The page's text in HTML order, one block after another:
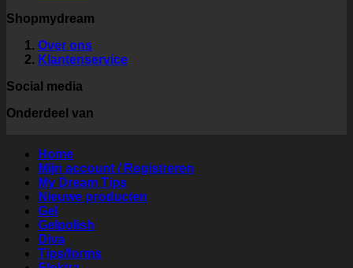
Shopmydream
Over ons
Klantenservice
Social media
Onderdeel van
Home
Mijn account / Registreren
My Dream Tips
Nieuwe producten
Gel
Gelpolish
Diva
Tips/forms